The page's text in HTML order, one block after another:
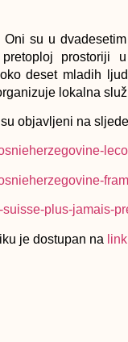
su u
prostoriji
deset mladih
lokalna
objavljeni na
plus-jamais-
je dostupan na